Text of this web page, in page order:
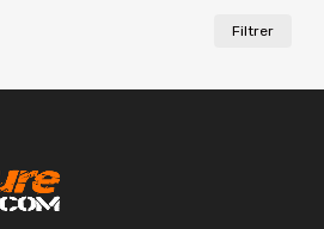
Filtrer